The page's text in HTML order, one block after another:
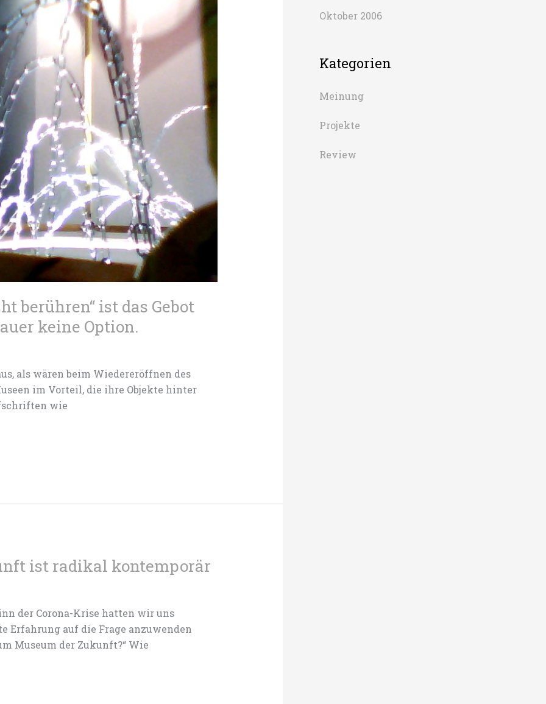
berühren“ ist das Gebot
keine Option.
als wären beim Wiedereröffnen des
im Vorteil, die ihre Objekte hinter
wie
ist radikal kontemporär
der Corona-Krise hatten wir uns
Erfahrung auf die Frage anzuwenden
Museum der Zukunft?“ Wie
Oktober 2006
Kategorien
Meinung
Projekte
Review